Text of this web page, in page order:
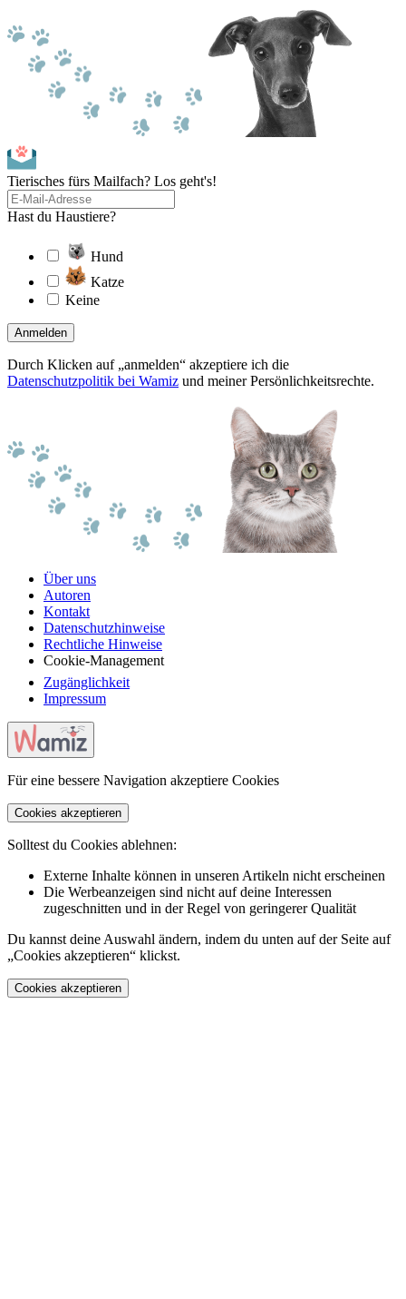
Tierisches fürs Mailfach? Los geht's!
Hast du Haustiere?
Hund
Katze
Keine
Anmelden
Durch Klicken auf „anmelden“ akzeptiere ich die
Datenschutzpolitik bei Wamiz und meiner Persönlichkeitsrechte.
Über uns
Autoren
Kontakt
Datenschutzhinweise
Rechtliche Hinweise
Cookie-Management
Zugänglichkeit
Impressum
Für eine bessere Navigation akzeptiere Cookies
Cookies akzeptieren
Solltest du Cookies ablehnen:
Externe Inhalte können in unseren Artikeln nicht erscheinen
Die Werbeanzeigen sind nicht auf deine Interessen
zugeschnitten und in der Regel von geringerer Qualität
Du kannst deine Auswahl ändern, indem du unten auf der Seite auf
„Cookies akzeptieren“ klickst.
Cookies akzeptieren